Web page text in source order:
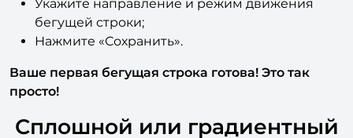
цвета (текста, разделителя, фона);
Укажите направление и режим движения
бегущей строки;
Нажмите «Сохранить».
Ваше первая бегущая строка готова! Это так
просто!